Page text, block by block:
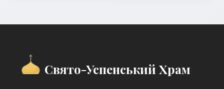
Свято-Успенський Храм